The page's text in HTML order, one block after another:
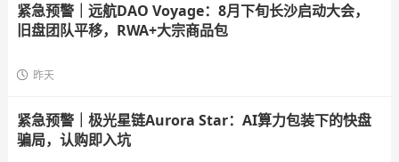
紧急预警｜远航DAO Voyage：8月下旬长沙启动大会，
旧盘团队平移，RWA+大宗商品包
昨天
紧急预警｜极光星链Aurora Star：AI算力包装下的快盘
骗局，认购即入坑